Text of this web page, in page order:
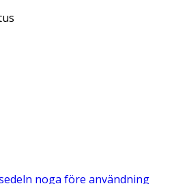
noga före användning